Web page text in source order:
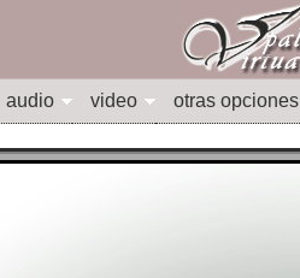
audio video otras opciones